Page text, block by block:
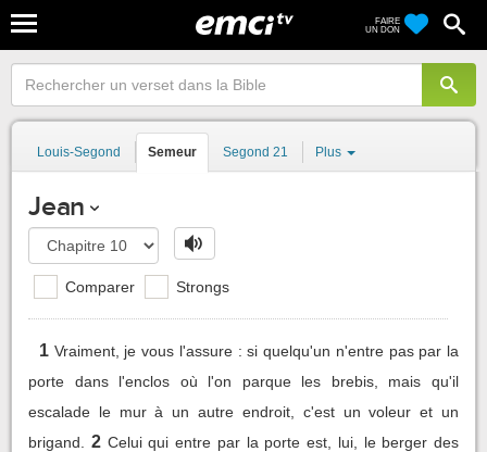
FAIRE
UN DON
Louis-Segond Semeur Segond 21 Plus
Jean
Comparer Strongs
1 Vraiment, je vous l'assure : si quelqu'un n'entre pas par la
porte dans l'enclos où l'on parque les brebis, mais qu'il
escalade le mur à un autre endroit, c'est un voleur et un
brigand.
2 Celui qui entre par la porte est, lui, le berger des